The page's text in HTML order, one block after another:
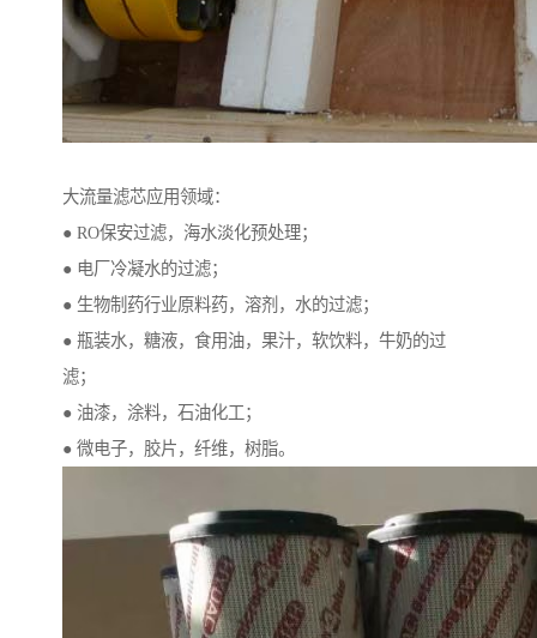
大流量滤芯应用领域：
● RO保安过滤，海水淡化预处理；
● 电厂冷凝水的过滤；
● 生物制药行业原料药，溶剂，水的过滤；
● 瓶装水，糖液，食用油，果汁，软饮料，牛奶的过
滤；
● 油漆，涂料，石油化工；
● 微电子，胶片，纤维，树脂。